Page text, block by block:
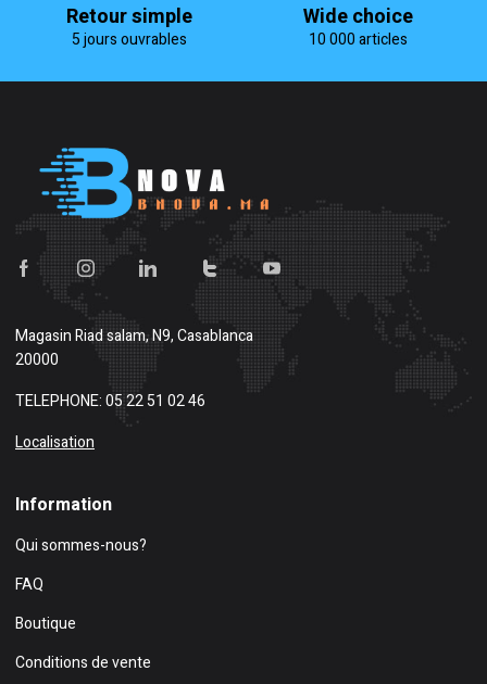
Retour simple
5 jours ouvrables
Wide choice
10 000 articles
MagasinRiad salam, N9, Casablanca
20000
TELEPHONE: 05 22 51 02 46
Localisation
Information
Qui sommes-nous?
FAQ
Boutique
Conditions de vente